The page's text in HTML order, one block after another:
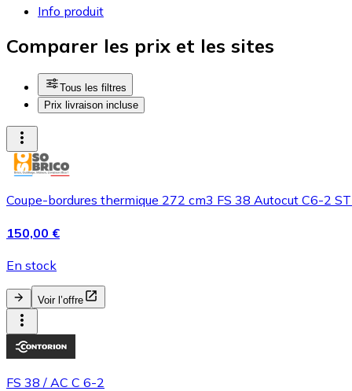
Info produit
Comparer les prix et les sites
Tous les filtres
Prix livraison incluse
Coupe-bordures thermique 272 cm3 FS 38 Autocut C6-2
150,00 €
En stock
Voir l’offre
FS 38 / AC C 6-2